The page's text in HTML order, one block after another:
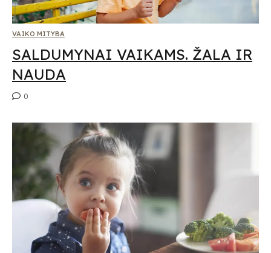
VAIKO MITYBA
SALDUMYNAI VAIKAMS. ŽALA IR
NAUDA
0